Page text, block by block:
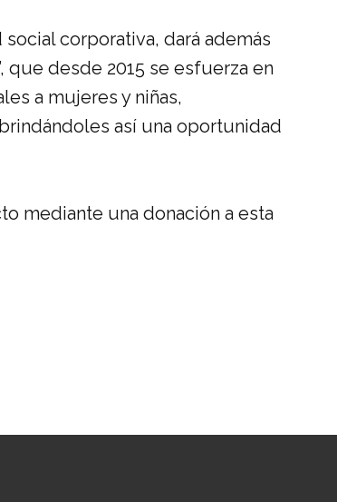
corporativa, dará además
que desde 2015 se esfuerza en
a mujeres y niñas,
así una oportunidad
mediante una donación a esta